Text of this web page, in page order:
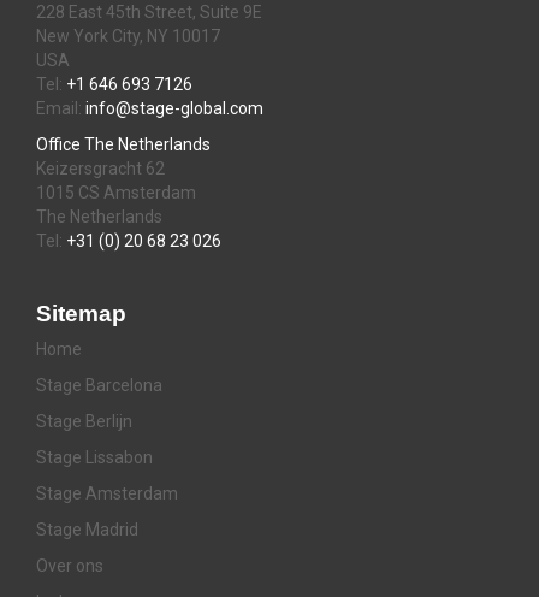
228 East 45th Street, Suite 9E
New York City, NY 10017
USA
Tel: +1 646 693 7126
Email: info@stage-global.com
Office The Netherlands
Keizersgracht 62
1015 CS Amsterdam
The Netherlands
Tel: +31 (0) 20 68 23 026
Sitemap
Home
Stage Barcelona
Stage Berlijn
Stage Lissabon
Stage Amsterdam
Stage Madrid
Over ons